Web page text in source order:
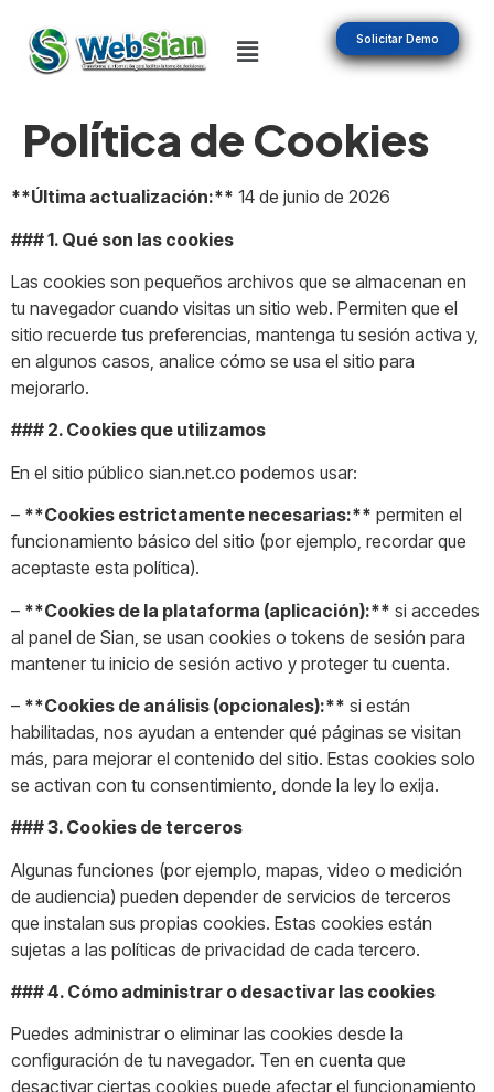
Solicitar Demo
Política de Cookies
**Última actualización:** 14 de junio de 2026
### 1. Qué son las cookies
Las cookies son pequeños archivos que se almacenan en
tu navegador cuando visitas un sitio web. Permiten que el
sitio recuerde tus preferencias, mantenga tu sesión activa y,
en algunos casos, analice cómo se usa el sitio para
mejorarlo.
### 2. Cookies que utilizamos
En el sitio público sian.net.co podemos usar:
– **Cookies estrictamente necesarias:** permiten el
funcionamiento básico del sitio (por ejemplo, recordar que
aceptaste esta política).
– **Cookies de la plataforma (aplicación):** si accedes
al panel de Sian, se usan cookies o tokens de sesión para
mantener tu inicio de sesión activo y proteger tu cuenta.
– **Cookies de análisis (opcionales):** si están
habilitadas, nos ayudan a entender qué páginas se visitan
más, para mejorar el contenido del sitio. Estas cookies solo
se activan con tu consentimiento, donde la ley lo exija.
### 3. Cookies de terceros
Algunas funciones (por ejemplo, mapas, video o medición
de audiencia) pueden depender de servicios de terceros
que instalan sus propias cookies. Estas cookies están
sujetas a las políticas de privacidad de cada tercero.
### 4. Cómo administrar o desactivar las cookies
Puedes administrar o eliminar las cookies desde la
configuración de tu navegador. Ten en cuenta que
desactivar ciertas cookies puede afectar el funcionamiento